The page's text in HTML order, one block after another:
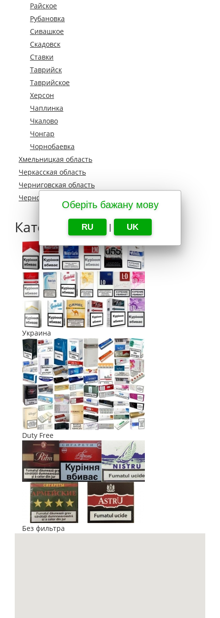
Оберіть бажану мову
RU | UK
Райское
Рубановка
Сивашкое
Скадовск
Ставки
Таврийск
Таврийское
Херсон
Чаплинка
Чкалово
Чонгар
Чорнобаевка
Хмельницкая область
Черкасская область
Черниговская область
Черновецкая область
Категории
Украина
Duty Free
Без фильтра